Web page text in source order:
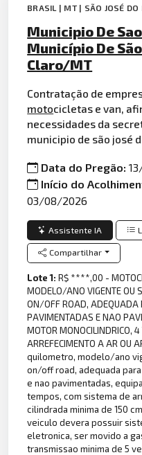
BRASIL | MT | SÃO JOSÉ DO
Municipio De
Município De
Claro/MT
Contratação de
motocicletas e van,
necessidades da
municipio de são josé
Data do Pregão:
Início do
03/08/2026
Assistente IA
Compartilhar
Lote 1:R$ ****,00 -
MODELO/ANO VIGENTE OU
ON/OFF ROAD, ADEQUADA
PAVIMENTADAS E NAO
MOTOR MONOCILINDRICO,
ARREFECIMENTO A AR OU
quilometro, modelo/ano
on/off road, adequada
e nao pavimentadas,
tempos, com sistema de
cilindrada minima de 150
veiculo devera possuir
eletronica, ser movido a
transmissao minima de 5